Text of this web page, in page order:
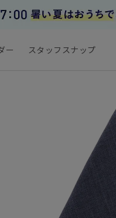
ー スタッフスナップ